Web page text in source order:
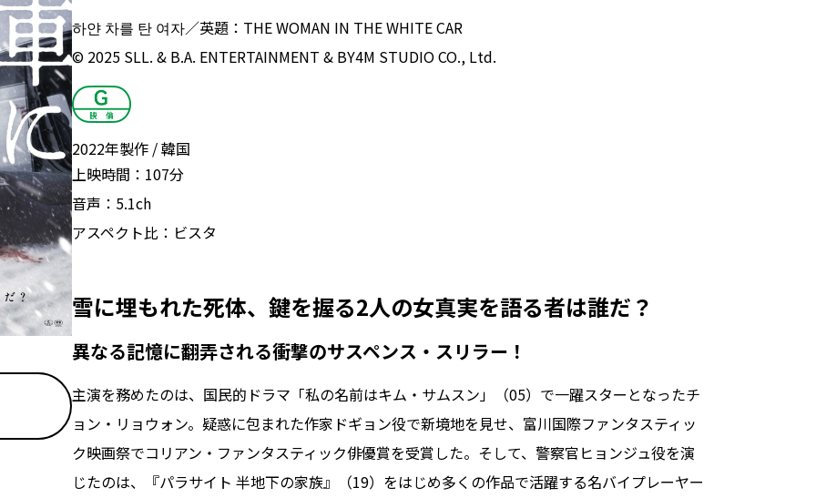
하얀 차를 탄 여자／英題：THE WOMAN IN THE WHITE CAR
© 2025 SLL. & B.A. ENTERTAINMENT & BY4M STUDIO CO., Ltd.
2022年製作 韓国
上映時間： 107分
音声： 5.1ch
アスペクト比： ビスタ
雪に埋もれた死体、鍵を握る2人の女――真実を語る者は誰だ？
異なる記憶に翻弄される衝撃のサスペンス・スリラー！
主演を務めたのは、国民的ドラマ「私の名前はキム・サムスン」（05）で一躍スターとなったチ
ョン・リョウォン。疑惑に包まれた作家ドギョン役で新境地を見せ、富川国際ファンタスティッ
ク映画祭でコリアン・ファンタスティック俳優賞を受賞した。そして、警察官ヒョンジュ役を演
じたのは、『パラサイト 半地下の家族』（19）をはじめ多くの作品で活躍する名バイプレーヤー